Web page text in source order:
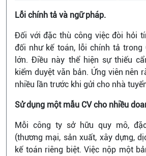
Lỗi chính tả và ngữ pháp.
Đối với đặc thù công việc đòi hỏi
đối như kế toán, lỗi chính tả
lớn. Điều này thể hiện sự thiếu
kiểm duyệt văn bản. Ứng viên nên
nhiều lần trước khi gửi cho nhà
Sử dụng một mẫu CV cho nhiều
Mỗi công ty sở hữu quy mô,
(thương mại, sản xuất, xây dựng,
kế toán riêng biệt. Việc nộp một